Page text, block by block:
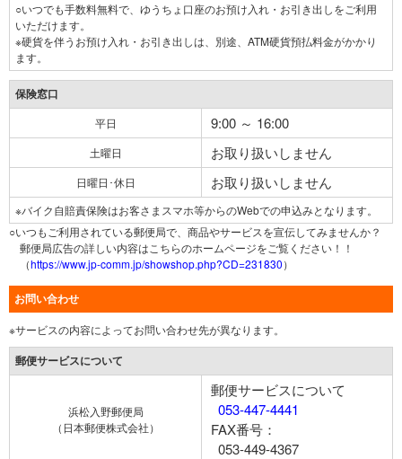
○いつでも手数料無料で、ゆうちょ口座のお預け入れ・お引き出しをご利用
いただけます。
※硬貨を伴うお預け入れ・お引き出しは、別途、ATM硬貨預払料金がかかり
ます。
保険窓口
平日 9:00 ～ 16:00
土曜日 お取り扱いしません
日曜日･休日 お取り扱いしません
※バイク自賠責保険はお客さまスマホ等からのWebでの申込みとなります。
○いつもご利用されている郵便局で、商品やサービスを宣伝してみませんか？
郵便局広告の詳しい内容はこちらのホームページをご覧ください！！
（https://www.jp-comm.jp/showshop.php?CD=231830）
お問い合わせ
※サービスの内容によってお問い合わせ先が異なります。
郵便サービスについて
浜松入野郵便局
（日本郵便株式会社）
郵便サービスについて
053-447-4441
FAX番号：
053-449-4367